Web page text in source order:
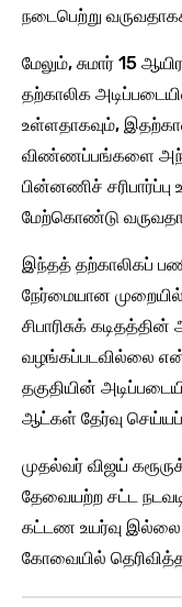
நடைபெற்று
மேலும், சுமார் 15
தற்காலிக
உள்ளதாகவும்,
விண்ணப்பங்களை
பின்னணிச்
மேற்கொண்டு
இந்தத் தற்காலிகப்
நேர்மையான
சிபாரிசுக்
வழங்கப்படவில்லை
தகுதியின்
ஆட்கள் தேர்வு
முதல்வர் விஜய்
தேவையற்ற சட்ட
கட்டண உயர்வு இல்லை
கோவையில்